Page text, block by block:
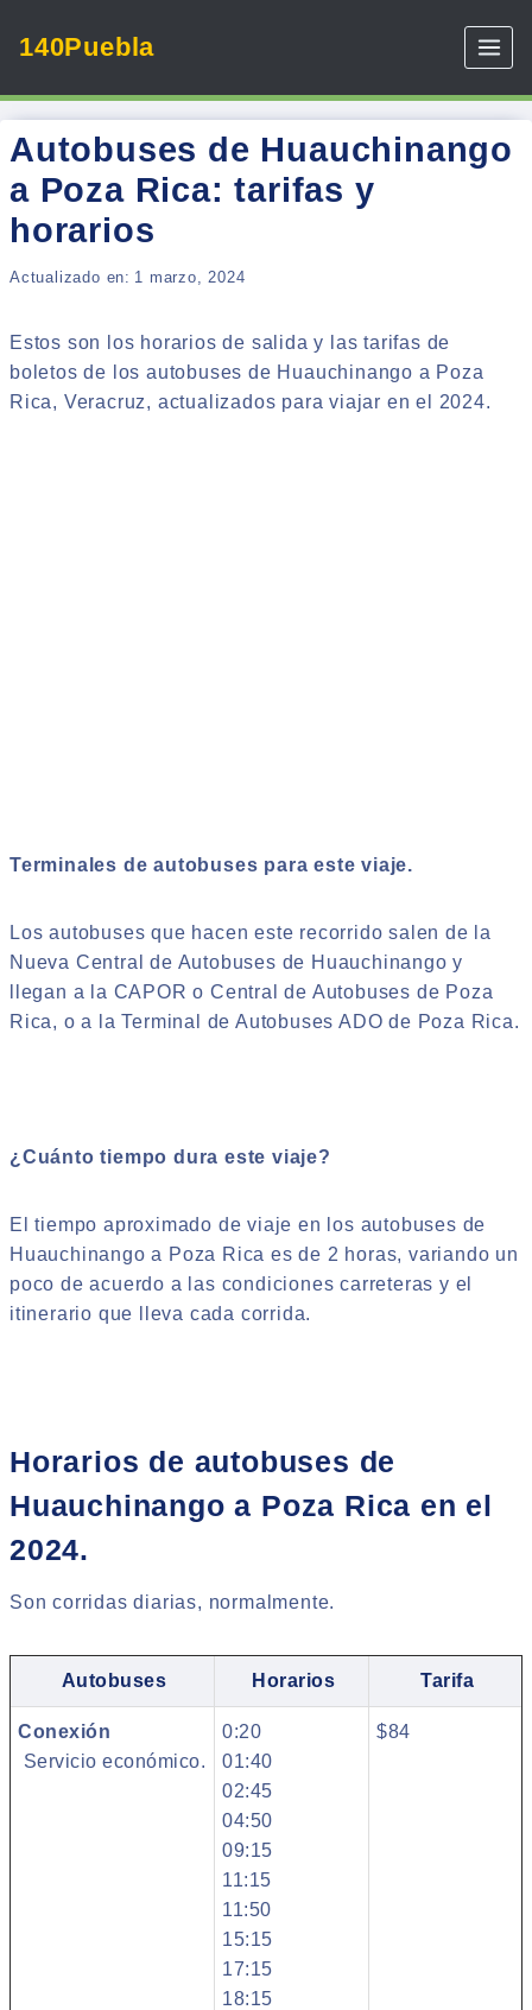
140Puebla
Autobuses de Huauchinango
a Poza Rica: tarifas y
horarios
Actualizado en: 1 marzo, 2024
Estos son los horarios de salida y las tarifas de
boletos de los autobuses de Huauchinango a Poza
Rica, Veracruz, actualizados para viajar en el 2024.
Terminales de autobuses para este viaje.
Los autobuses que hacen este recorrido salen de la
Nueva Central de Autobuses de Huauchinango y
llegan a la CAPOR o Central de Autobuses de Poza
Rica, o a la Terminal de Autobuses ADO de Poza Rica.
¿Cuánto tiempo dura este viaje?
El tiempo aproximado de viaje en los autobuses de
Huauchinango a Poza Rica es de 2 horas, variando un
poco de acuerdo a las condiciones carreteras y el
itinerario que lleva cada corrida.
Horarios de autobuses de
Huauchinango a Poza Rica en el
2024.
Son corridas diarias, normalmente.
Autobuses Horarios Tarifa
Conexión
Servicio económico.
0:20
01:40
02:45
04:50
09:15
11:15
11:50
15:15
17:15
18:15
$84